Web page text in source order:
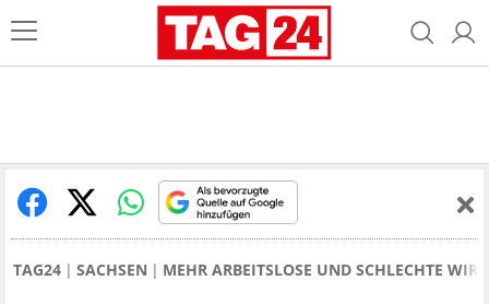
TAG24 SACHSEN MEHR ARBEITSLOSE UND SCHLECHTE